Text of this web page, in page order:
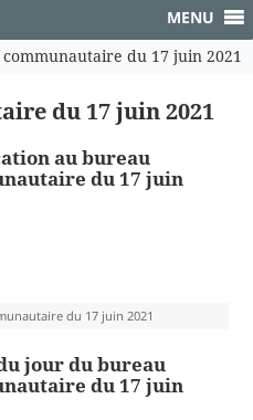
MENU
du 17 juin 2021
du 17 juin 2021
au bureau
du 17 juin
du 17 juin 2021
jour du bureau
du 17 juin